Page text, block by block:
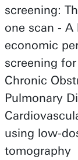
screening:
one scan - A
economic
screening
Chronic
Pulmonary
using low-
tomography